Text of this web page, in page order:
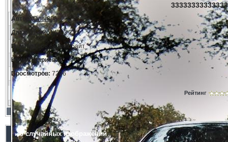
Автор: Олег808
Дата: 11.3.2014, 23:21
Размер:
166.68 килобайт
Комментариев:0
Просмотров: 7206
Рейтинг
5 случайных изображений